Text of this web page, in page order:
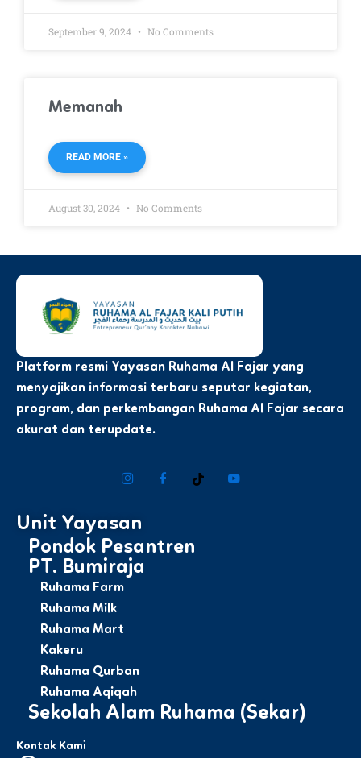
September 9, 2024 No Comments
Memanah
READ MORE »
August 30, 2024 No Comments
Platform resmi Yayasan Ruhama Al Fajar yang
menyajikan informasi terbaru seputar kegiatan,
program, dan perkembangan Ruhama Al Fajar secara
akurat dan terupdate.
Unit Yayasan
Pondok Pesantren
PT. Bumiraja
Ruhama Farm
Ruhama Milk
Ruhama Mart
Kakeru
Ruhama Qurban
Ruhama Aqiqah
Sekolah Alam Ruhama (Sekar)
Kontak Kami